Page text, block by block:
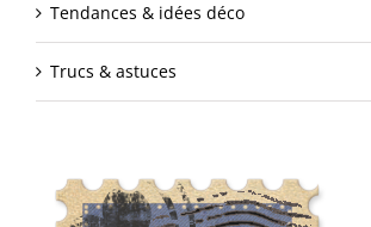
Tendances & idées déco
Trucs & astuces